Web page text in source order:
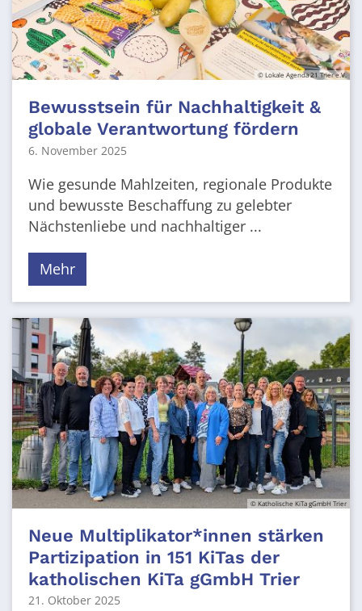
© Lokale Agenda 21 Trier e.V.
Bewusstsein für Nachhaltigkeit &
globale Verantwortung fördern
6. November 2025
Wie gesunde Mahlzeiten, regionale Produkte
und bewusste Beschaffung zu gelebter
Nächstenliebe und nachhaltiger ...
Mehr
© Katholische KiTa gGmbH Trier
Neue Multiplikator*innen stärken
Partizipation in 151 KiTas der
katholischen KiTa gGmbH Trier
21. Oktober 2025